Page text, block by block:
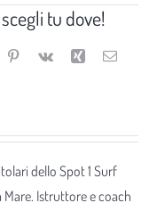
tu dove!
Pinterest
Vk Xing Email
dello Spot 1 Surf
Mare. Istruttore e coach